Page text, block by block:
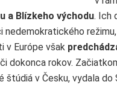
a Blízkeho východu. Ich
nedemokratického
v Európe však
dokonca rokov.
štúdiá v Česku, vydala